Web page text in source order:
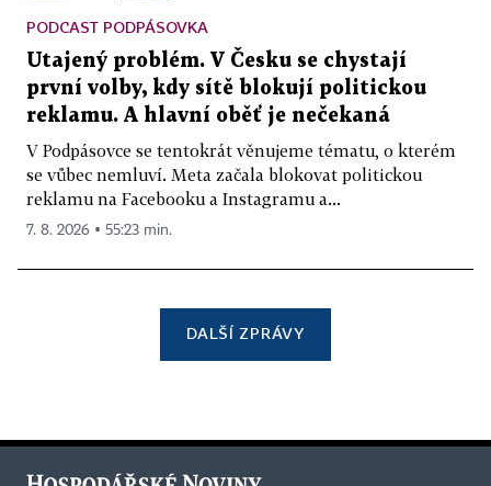
PODCAST PODPÁSOVKA
Utajený problém. V Česku se chystají
první volby, kdy sítě blokují politickou
reklamu. A hlavní oběť je nečekaná
V Podpásovce se tentokrát věnujeme tématu, o kterém
se vůbec nemluví. Meta začala blokovat politickou
reklamu na Facebooku a Instagramu a...
7. 8. 2026 ▪ 55:23 min.
DALŠÍ ZPRÁVY